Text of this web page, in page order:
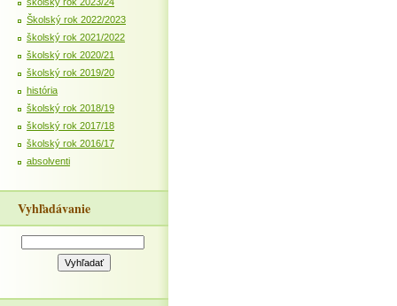
Školský rok 2022/2023
školský rok 2021/2022
školský rok 2020/21
školský rok 2019/20
história
školský rok 2018/19
školský rok 2017/18
školský rok 2016/17
absolventi
Vyhľadávanie